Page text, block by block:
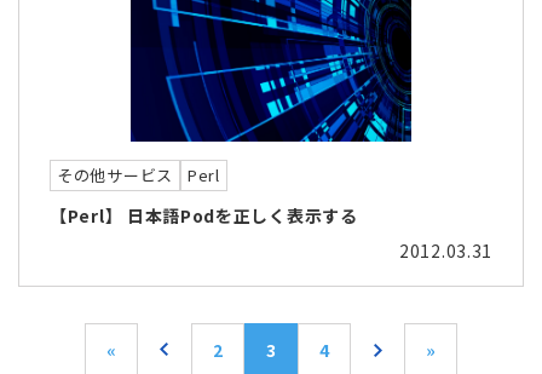
その他サービス Perl
【Perl】 日本語Podを正しく表示する
2012.03.31
« 2 3 4 »